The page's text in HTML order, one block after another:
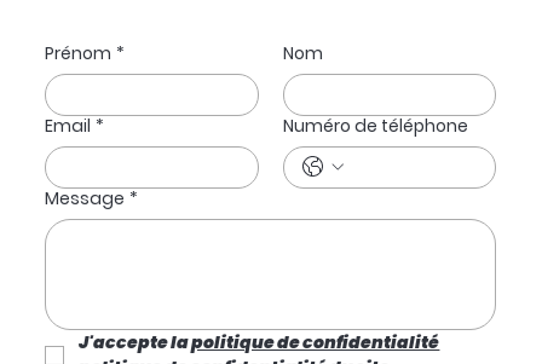
Prénom * Nom
Email * Numéro de téléphone
Message *
J'accepte la politique de confidentialité